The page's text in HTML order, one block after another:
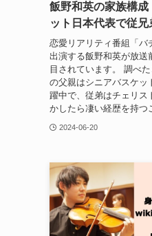
飯野和英の家族構
ット日本代表で従兄
恋愛リアリティ番組「バ
出演する飯野和英が放送
目されています。 調べ
の父親はシニアバスケッ
躍中で、従弟はチェリス
かしたら凄い経歴を持つ
2024-06-20